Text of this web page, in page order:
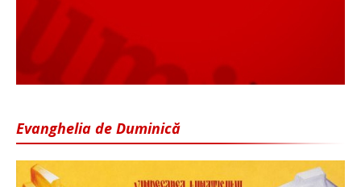
Evanghelia de Duminică